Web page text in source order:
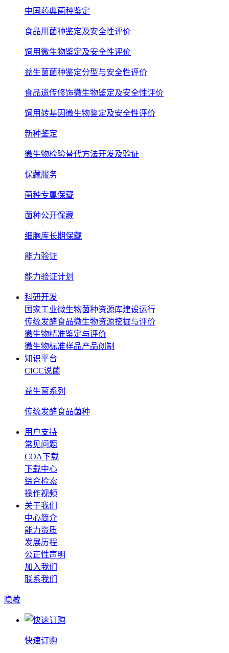
中国药典菌种鉴定
食品用菌种鉴定及安全性评价
饲用微生物鉴定及安全性评价
益生菌菌种鉴定分型与安全性评价
食品遗传修饰微生物鉴定及安全性评价
饲用转基因微生物鉴定及安全性评价
新种鉴定
微生物检验替代方法开发及验证
保藏服务
菌种专属保藏
菌种公开保藏
细胞库长期保藏
能力验证
能力验证计划
科研开发
国家工业微生物菌种资源库建设运行
传统发酵食品微生物资源挖掘与评价
微生物精准鉴定与评价
微生物标准样品产品创制
知识平台
CICC说菌
益生菌系列
传统发酵食品菌种
用户支持
常见问题
COA下载
下载中心
综合检索
操作视频
关于我们
中心简介
能力资质
发展历程
公正性声明
加入我们
联系我们
隐藏
快速订购